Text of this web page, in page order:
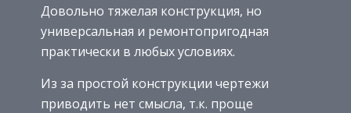
Довольно тяжелая конструкция, но
универсальная и ремонтопригодная
практически в любых условиях.
Из за простой конструкции чертежи
приводить нет смысла, т.к. проще